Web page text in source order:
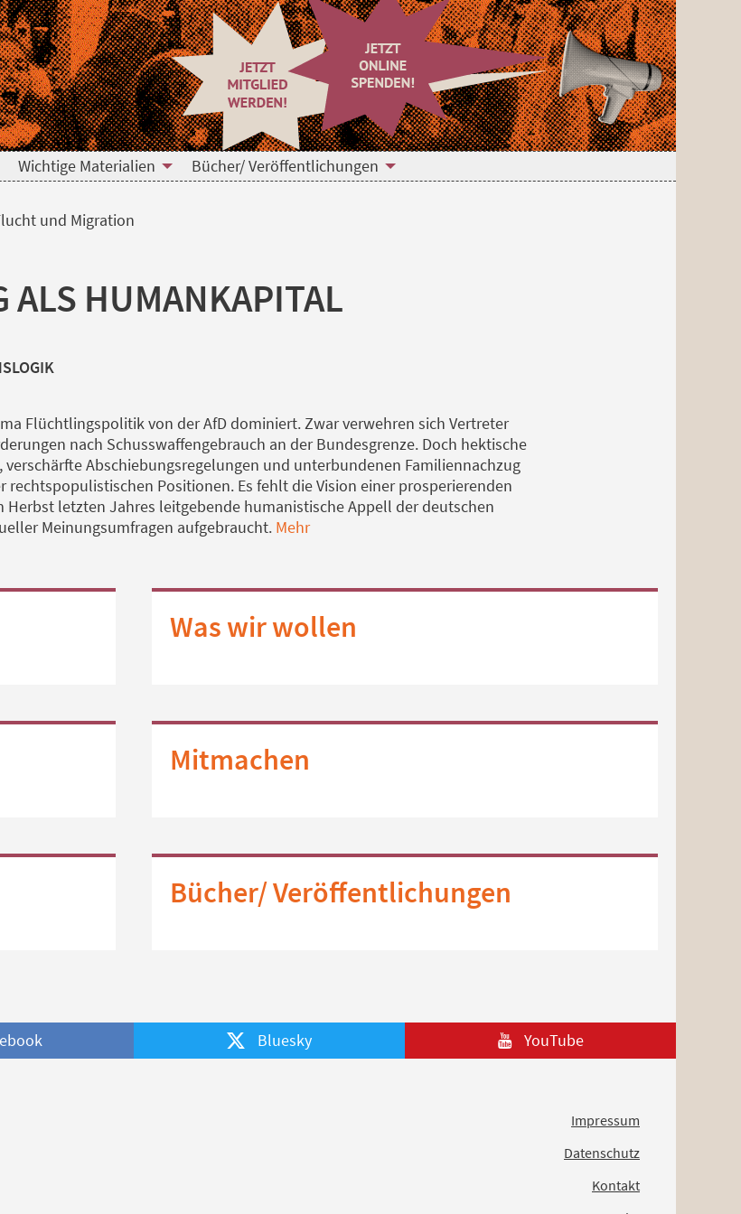
Wichtige Materialien Bücher/ Veröffentlichungen
und Migration
ALS HUMANKAPITAL
Flüchtlingspolitik von der AfD dominiert. Zwar verwehren sich Vertreter
nach Schusswaffengebrauch an der Bundesgrenze. Doch hektische
Abschiebungsregelungen und unterbundenen Familiennachzug
rechtspopulistischen Positionen. Es fehlt die Vision einer prosperierenden
Herbst letzten Jahres leitgebende humanistische Appell der deutschen
Meinungsumfragen aufgebraucht. Mehr
Was wir wollen
Mitmachen
Bücher/ Veröffentlichungen
Bluesky YouTube
Impressum
Datenschutz
Kontakt